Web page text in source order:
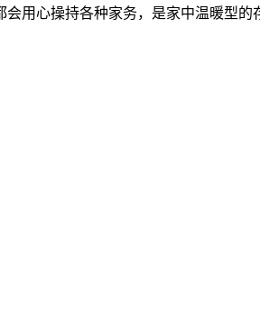
用心操持各种家务，是家中温暖型的